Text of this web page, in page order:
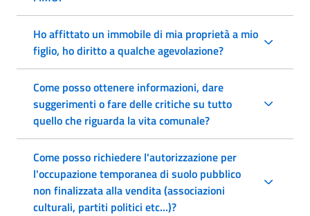
Ho affittato un immobile di mia proprietà a mio
figlio, ho diritto a qualche agevolazione?
Come posso ottenere informazioni, dare
suggerimenti o fare delle critiche su tutto
quello che riguarda la vita comunale?
Come posso richiedere l'autorizzazione per
l'occupazione temporanea di suolo pubblico
non finalizzata alla vendita (associazioni
culturali, partiti politici etc...)?